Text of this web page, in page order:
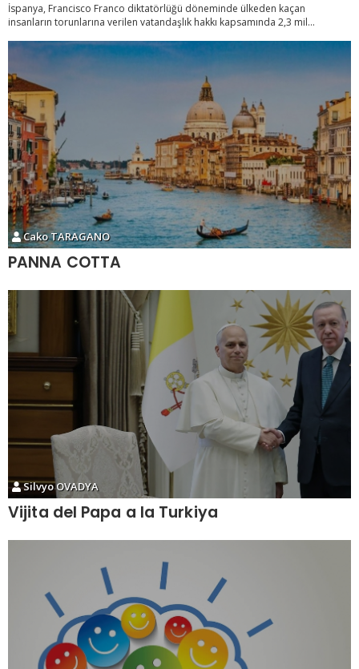
İspanya, Francisco Franco diktatörlüğü döneminde ülkeden kaçan
insanların torunlarına verilen vatandaşlık hakkı kapsamında 2,3 mil...
Cako TARAGANO
PANNA COTTA
Silvyo OVADYA
Vijita del Papa a la Turkiya